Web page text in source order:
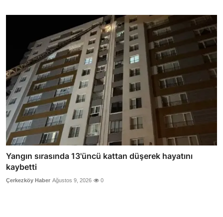
Yangın sırasında 13'üncü kattan düşerek hayatını
kaybetti
Çerkezköy Haber Ağustos 9, 2026 0